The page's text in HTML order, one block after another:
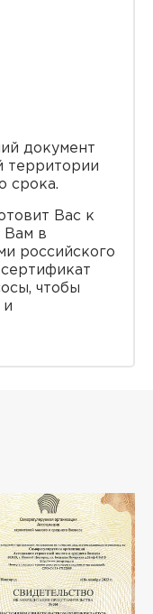
документ
территории
срока.
Вас к
Вам в
российского
чтобы
и